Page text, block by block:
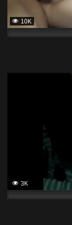
10K
3K